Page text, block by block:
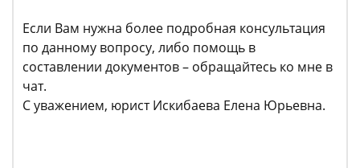
Если Вам нужна более подробная консультация
по данному вопросу, либо помощь в
составлении документов – обращайтесь ко мне в
чат.
С уважением, юрист Искибаева Елена Юрьевна.